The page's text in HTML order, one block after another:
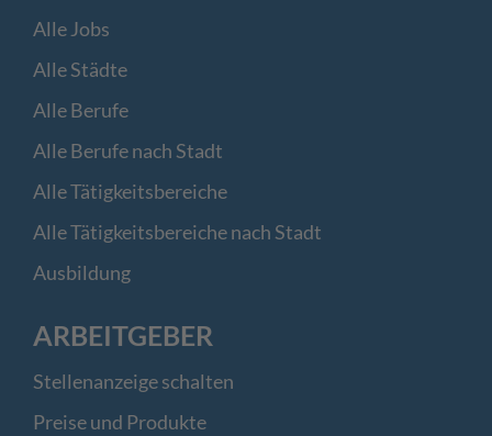
Alle Jobs
Alle Städte
Alle Berufe
Alle Berufe nach Stadt
Alle Tätigkeitsbereiche
Alle Tätigkeitsbereiche nach Stadt
Ausbildung
ARBEITGEBER
Stellenanzeige schalten
Preise und Produkte